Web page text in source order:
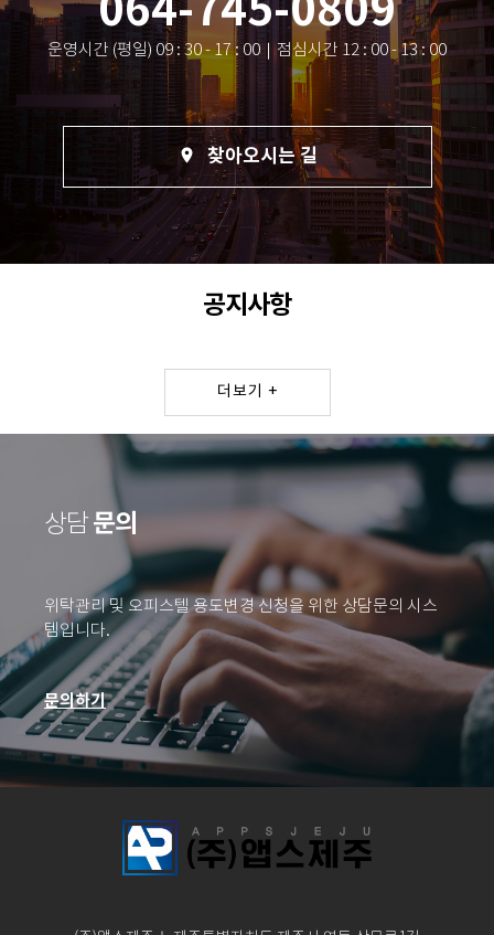
064-745-0809
운영시간 (평일) 09 : 30 - 17 : 00｜점심시간 12 : 00 - 13 : 00
room 찾아오시는 길
공지사항
더보기 +
상담 문의
위탁관리 및 오피스텔 용도변경 신청을 위한 상담문의 시스
템입니다.
문의하기